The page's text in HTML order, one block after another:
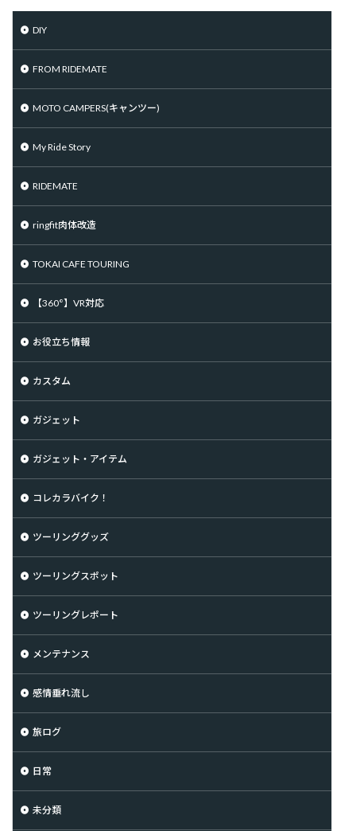
DIY
FROM RIDEMATE
MOTO CAMPERS(キャンツー)
My Ride Story
RIDEMATE
ringfit肉体改造
TOKAI CAFE TOURING
【360°】VR対応
お役立ち情報
カスタム
ガジェット
ガジェット・アイテム
コレカラバイク！
ツーリンググッズ
ツーリングスポット
ツーリングレポート
メンテナンス
感情垂れ流し
旅ログ
日常
未分類